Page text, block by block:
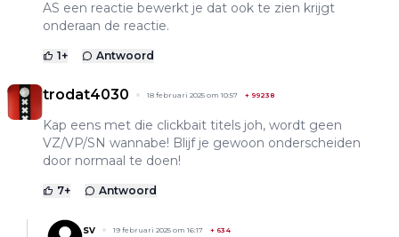
AS een reactie bewerkt je dat ook te zien krijgt
onderaan de reactie.
1+ Antwoord
trodat4030 18 februari 2025 om 10:57 + 99238
Kap eens met die clickbait titels joh, wordt geen
VZ/VP/SN wannabe! Blijf je gewoon onderscheiden
door normaal te doen!
7+ Antwoord
sv 19 februari 2025 om 16:17 + 634